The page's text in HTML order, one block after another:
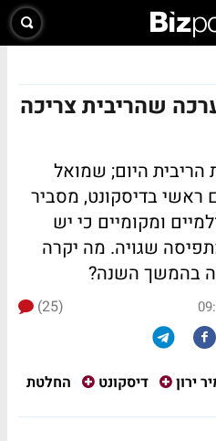
שהריבית צריכה
הריבית היום; שמואל
ראשי בדיסקונט, מסביר
ומקומיים כי יש
שגויה. מה יקרה
בהמשך השנה?
(25)
ירון דיסקונט
החלטת